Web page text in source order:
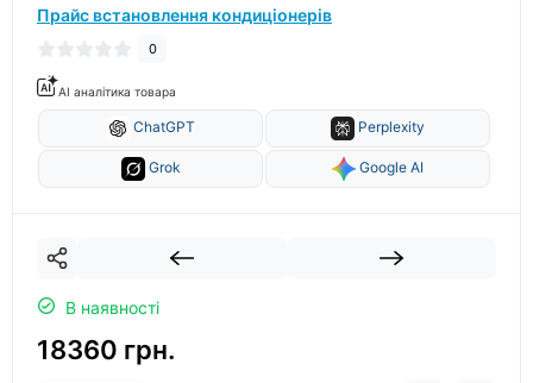
Прайс встановлення кондиціонерів
0
AI аналітика товара
ChatGPT Perplexity
Grok Google AI
В наявності
18360 грн.